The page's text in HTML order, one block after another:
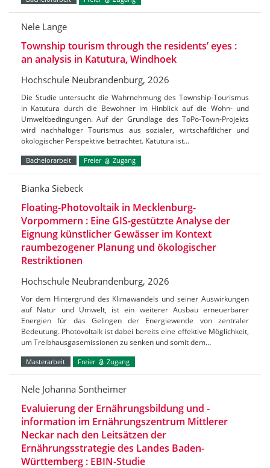
Nele Lange
Township tourism through the residents’ eyes :
an analysis in Katutura, Windhoek
Hochschule Neubrandenburg, 2026
Die Studie untersucht die Wahrnehmung des Township-Tourismus
in Katutura durch die Bewohner im Hinblick auf die Wohn- und
Umweltbedingungen. Auf der Grundlage des ToPo-Town-Projekts
wird nachhaltiger Tourismus aus sozialer, wirtschaftlicher und
ökologischer Perspektive betrachtet. Katutura ist…
Bachelorarbeit Freier Zugang
Bianka Siebeck
Floating-Photovoltaik in Mecklenburg-
Vorpommern : Eine GIS-gestützte Analyse der
Eignung künstlicher Gewässer im Kontext
raumbezogener Planung und ökologischer
Restriktionen
Hochschule Neubrandenburg, 2026
Vor dem Hintergrund des Klimawandels und seiner Auswirkungen
auf Natur und Umwelt, ist ein weiterer Ausbau erneuerbarer
Energien für das Gelingen der Energiewende von zentraler
Bedeutung. Photovoltaik ist dabei bereits eine effektive Möglichkeit,
um Treibhausgasemissionen zu senken und somit dem…
Masterarbeit Freier Zugang
Nele Johanna Sontheimer
Evaluierung der Ernährungsbildung und -
information im Ernährungszentrum Mittlerer
Neckar nach den Leitsätzen der
Ernährungsstrategie des Landes Baden-
Württemberg : EBIN-Studie